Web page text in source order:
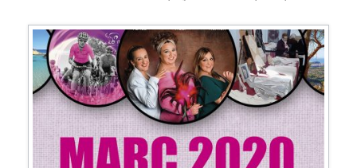
era prou favorable aquest equip aleví no es va conformar només […]